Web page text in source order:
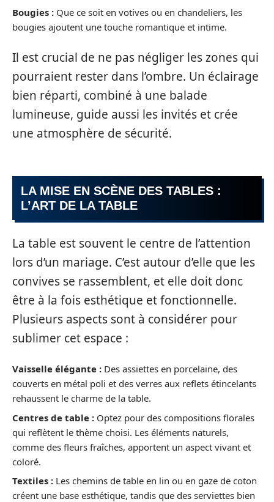
Bougies : Que ce soit en votives ou en chandeliers, les
bougies ajoutent une touche romantique et intime.
Il est crucial de ne pas négliger les zones qui
pourraient rester dans l’ombre. Un éclairage
bien réparti, combiné à une balade
lumineuse, guide aussi les invités et crée
une atmosphère de sécurité.
LA MISE EN SCÈNE DES TABLES :
L’ART DE LA TABLE
La table est souvent le centre de l’attention
lors d’un mariage. C’est autour d’elle que les
convives se rassemblent, et elle doit donc
être à la fois esthétique et fonctionnelle.
Plusieurs aspects sont à considérer pour
sublimer cet espace :
Vaisselle élégante : Des assiettes en porcelaine, des
couverts en métal poli et des verres aux reflets étincelants
rehaussent le charme de la table.
Centres de table : Optez pour des compositions florales
qui reflètent le thème choisi. Les éléments naturels,
comme des fleurs fraîches, apportent un aspect vivant et
coloré.
Textiles : Les chemins de table en lin ou en gaze de coton
créent une base esthétique, tandis que des serviettes bien